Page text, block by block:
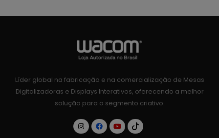
Líder global na fabricação e na comercialização de Mesas
Digitalizadoras e Displays Interativos, oferecendo a melhor
solução para o segmento criativo.